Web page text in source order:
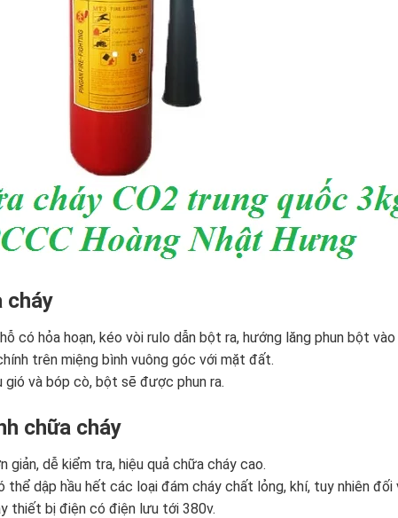
cháy
có hỏa hoạn, kéo vòi rulo dẫn bột ra, hướng lăng phun bột
trên miệng bình vuông góc với mặt đất.
gió và bóp cò, bột sẽ được phun ra.
chữa cháy
dễ kiểm tra, hiệu quả chữa cháy cao.
thể dập hầu hết các loại đám cháy chất lỏng, khí, tuy nhiên
thiết bị điện có điện lưu tới 380v.